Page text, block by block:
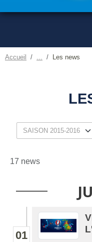
Accueil Les news
17 news
01